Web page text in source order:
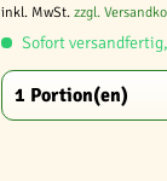
inkl. MwSt. zzgl.
Sofort